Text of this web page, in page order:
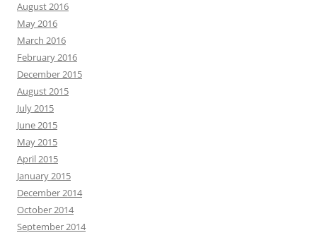
August 2016
May 2016
March 2016
February 2016
December 2015
August 2015
July 2015
June 2015
May 2015
April 2015
January 2015
December 2014
October 2014
September 2014